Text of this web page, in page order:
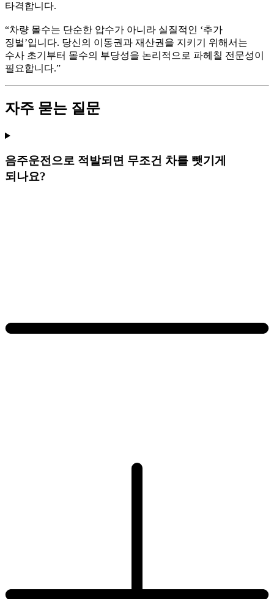
타격합니다.
“차량 몰수는 단순한 압수가 아니라 실질적인 ‘추가
징벌’입니다. 당신의 이동권과 재산권을 지키기 위해서는
수사 초기부터 몰수의 부당성을 논리적으로 파헤칠 전문성이
필요합니다.”
자주 묻는 질문
음주운전으로 적발되면 무조건 차를 뺏기게
되나요?